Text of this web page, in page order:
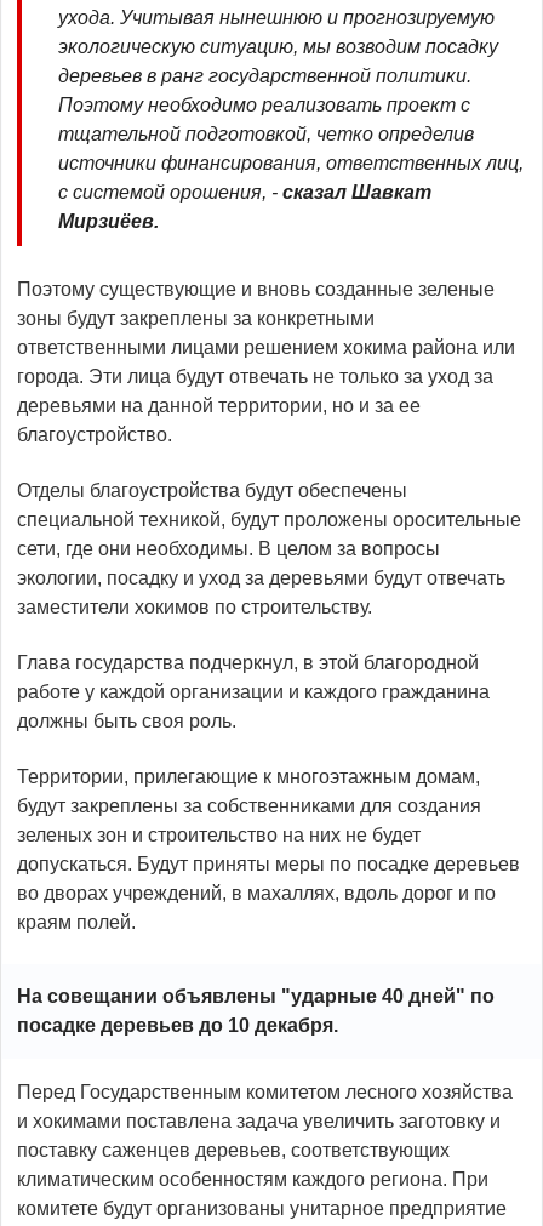
ухода. Учитывая нынешнюю и прогнозируемую
экологическую ситуацию, мы возводим посадку
деревьев в ранг государственной политики.
Поэтому необходимо реализовать проект с
тщательной подготовкой, четко определив
источники финансирования, ответственных лиц,
с системой орошения, - сказал Шавкат
Мирзиёев.
Поэтому существующие и вновь созданные зеленые
зоны будут закреплены за конкретными
ответственными лицами решением хокима района или
города. Эти лица будут отвечать не только за уход за
деревьями на данной территории, но и за ее
благоустройство.
Отделы благоустройства будут обеспечены
специальной техникой, будут проложены оросительные
сети, где они необходимы. В целом за вопросы
экологии, посадку и уход за деревьями будут отвечать
заместители хокимов по строительству.
Глава государства подчеркнул, в этой благородной
работе у каждой организации и каждого гражданина
должны быть своя роль.
Территории, прилегающие к многоэтажным домам,
будут закреплены за собственниками для создания
зеленых зон и строительство на них не будет
допускаться. Будут приняты меры по посадке деревьев
во дворах учреждений, в махаллях, вдоль дорог и по
краям полей.
На совещании объявлены "ударные 40 дней" по
посадке деревьев до 10 декабря.
Перед Государственным комитетом лесного хозяйства
и хокимами поставлена ​​задача увеличить заготовку и
поставку саженцев деревьев, соответствующих
климатическим особенностям каждого региона. При
комитете будут организованы унитарное предприятие